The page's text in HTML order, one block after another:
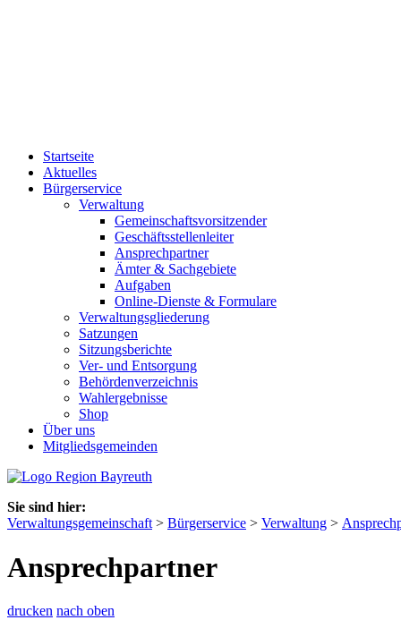
Startseite
Aktuelles
Bürgerservice
Verwaltung
Gemeinschaftsvorsitzender
Geschäftsstellenleiter
Ansprechpartner
Ämter & Sachgebiete
Aufgaben
Online-Dienste & Formulare
Verwaltungsgliederung
Satzungen
Sitzungsberichte
Ver- und Entsorgung
Behördenverzeichnis
Wahlergebnisse
Shop
Über uns
Mitgliedsgemeinden
Sie sind hier:
Verwaltungsgemeinschaft > Bürgerservice > Verwaltung >
Ansprechpartner
drucken nach oben